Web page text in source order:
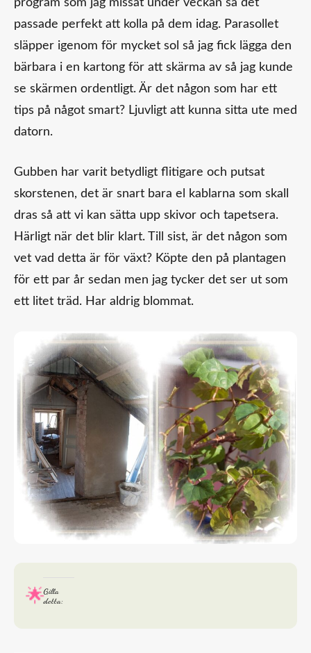
program som jag missat under veckan så det
passade perfekt att kolla på dem idag. Parasollet
släpper igenom för mycket sol så jag fick lägga den
bärbara i en kartong för att skärma av så jag kunde
se skärmen ordentligt. Är det någon som har ett
tips på något smart? Ljuvligt att kunna sitta ute med
datorn.
Gubben har varit betydligt flitigare och putsat
skorstenen, det är snart bara el kablarna som skall
dras så att vi kan sätta upp skivor och tapetsera.
Härligt när det blir klart. Till sist, är det någon som
vet vad detta är för växt? Köpte den på plantagen
för ett par år sedan men jag tycker det ser ut som
ett litet träd. Har aldrig blommat.
Gilla
detta: